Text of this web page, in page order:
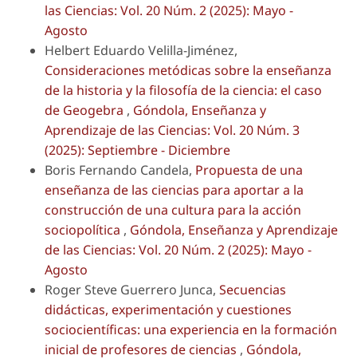
las Ciencias: Vol. 20 Núm. 2 (2025): Mayo -
Agosto
Helbert Eduardo Velilla-Jiménez,
Consideraciones metódicas sobre la enseñanza
de la historia y la filosofía de la ciencia: el caso
de Geogebra , Góndola, Enseñanza y
Aprendizaje de las Ciencias: Vol. 20 Núm. 3
(2025): Septiembre - Diciembre
Boris Fernando Candela, Propuesta de una
enseñanza de las ciencias para aportar a la
construcción de una cultura para la acción
sociopolítica , Góndola, Enseñanza y Aprendizaje
de las Ciencias: Vol. 20 Núm. 2 (2025): Mayo -
Agosto
Roger Steve Guerrero Junca, Secuencias
didácticas, experimentación y cuestiones
sociocientíficas: una experiencia en la formación
inicial de profesores de ciencias , Góndola,